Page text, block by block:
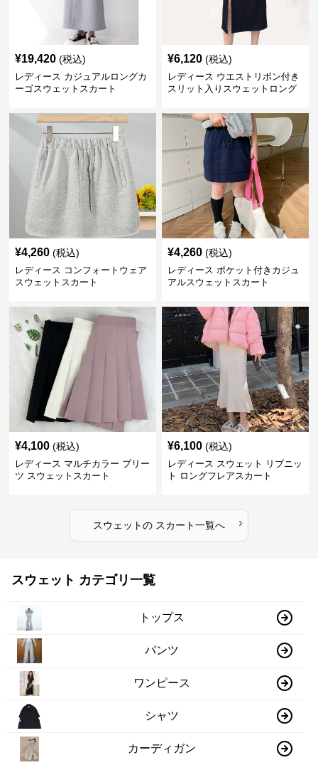
¥19,420 (税込)
レディース カジュアルロングカ
ーゴスウェットスカート
¥6,120 (税込)
レディース ウエストリボン付き
スリット入りスウェットロング
¥4,260 (税込)
レディース コンフォートウェア
スウェットスカート
¥4,260 (税込)
レディース ポケット付きカジュ
アルスウェットスカート
¥4,100 (税込)
レディース マルチカラー プリー
ツ スウェットスカート
¥6,100 (税込)
レディース スウェット リブニッ
ト ロングフレアスカート
スウェットのスカート一覧へ ›
スウェット カテゴリ一覧
トップス
パンツ
ワンピース
シャツ
カーディガン